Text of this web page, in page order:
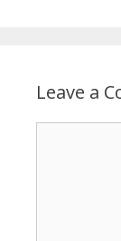
Leave a